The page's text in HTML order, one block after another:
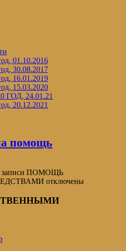
01.10.2016
30.08.2017
16.01.2019
15.03.2020
ГОД, 24.01.21
20.12.2021
помощь
записи ПОМОЩЬ
отключены